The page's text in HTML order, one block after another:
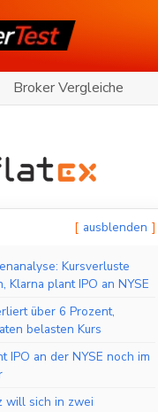
Broker Vergleiche
ausblenden
Kursverluste
Klarna plant IPO an NYSE
über 6 Prozent,
belasten Kurs
IPO an der NYSE noch im
will sich in zwei